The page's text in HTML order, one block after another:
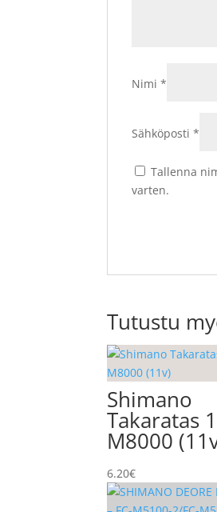
Nimi*
Sähköposti*
Tallenna
varten.
Tutustu
Shimano
Takaratas
M8000
6.20€